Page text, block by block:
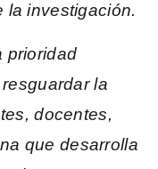
la investigación.
prioridad
la
docentes,
que desarrolla